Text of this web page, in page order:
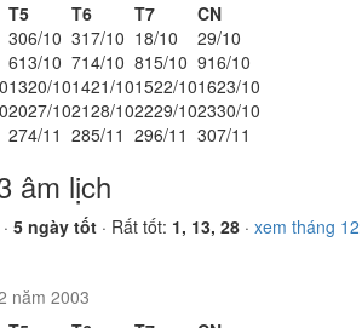
T5 T6 T7
CN
306/10 317/10 18/10 29/10
613/10 714/10 815/10 916/10
1320/101421/101522/101623/10
2027/102128/102229/102330/10
274/11 285/11 296/11 307/11
âm lịch
5 ngày tốt · Rất tốt: 1, 13, 28 · xem tháng 12
năm 2003